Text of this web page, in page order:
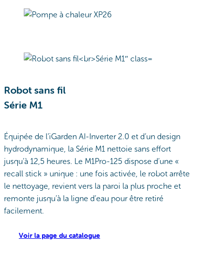
Robot sans fil
Série M1
Équipée de l’iGarden AI-Inverter 2.0 et d’un design
hydrodynamique, la Série M1 nettoie sans effort
jusqu’à 12,5 heures. Le M1Pro-125 dispose d’une «
recall stick » unique : une fois activée, le robot arrête
le nettoyage, revient vers la paroi la plus proche et
remonte jusqu’à la ligne d’eau pour être retiré
facilement.
Voir la page du catalogue